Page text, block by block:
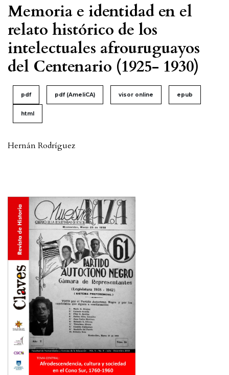
Memoria e identidad en el
relato histórico de los
intelectuales afrouruguayos
del Centenario (1925- 1930)
pdf pdf (AmeliCA) visor online epub
html
Hernán Rodríguez